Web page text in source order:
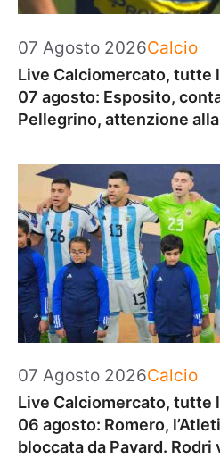
07 Agosto 2026Categorie
Calcio
Live Calciomercato, tutte
07 agosto: Esposito,
Pellegrino, attenzione
07 Agosto 2026Categorie
Calcio
Live Calciomercato, tutte
06 agosto: Romero,
bloccata da Pavard. Rodri